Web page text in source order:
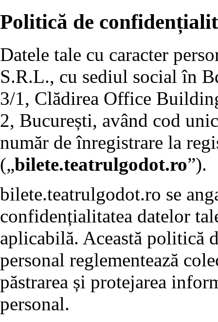
Politică de
Datele tale cu caracter
S.R.L., cu sediul social în
3/1, Clădirea Office
2, București, având cod
număr de înregistrare la
(„bilete.teatrulgodot.ro”).
bilete.teatrulgodot.ro se
confidențialitatea datelor
aplicabilă. Această politică
personal reglementează
păstrarea și protejarea
personal.